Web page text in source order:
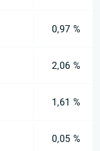
0,97 %
2,06 %
1,61 %
0,05 %